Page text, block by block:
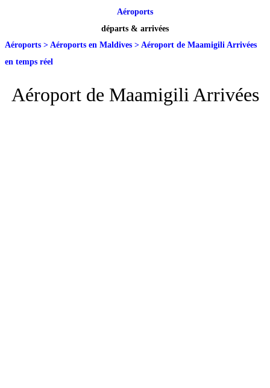
Aéroports
départs & arrivées
Aéroports > Aéroports en Maldives > Aéroport de Maamigili Arrivées
en temps réel
Aéroport de Maamigili Arrivées